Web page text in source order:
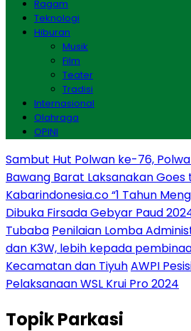
Ragam
Teknologi
Hiburan
Musik
Film
Teater
Tradisi
Internasional
Olahraga
OPINI
Sambut Hut Polwan ke-76,
Bawang Barat Laksanakan Goes
Kabarindonesia.co “1 Tahun
Dibuka Firsada Gebyar Paud
Tubaba Penilaian Lomba
dan K3W, lebih kepada
Kecamatan dan TiyuhAWPI
Pelaksanaan WSL Krui Pro 2024
TopikParkasi